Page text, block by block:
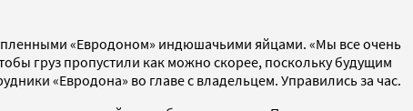
«Евродоном» индюшaчьими яйцами. «Мы все очень
груз пропустили как можно скорее, поскольку будущим
«Евродона» во главе с владельцем. Управились за час.